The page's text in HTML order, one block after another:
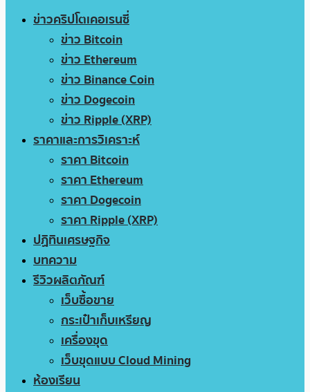
ข่าวคริปโตเคอเรนซี่
ข่าว Bitcoin
ข่าว Ethereum
ข่าว Binance Coin
ข่าว Dogecoin
ข่าว Ripple (XRP)
ราคาและการวิเคราะห์
ราคา Bitcoin
ราคา Ethereum
ราคา Dogecoin
ราคา Ripple (XRP)
ปฏิทินเศรษฐกิจ
บทความ
รีวิวผลิตภัณฑ์
เว็บซื้อขาย
กระเป๋าเก็บเหรียญ
เครื่องขุด
เว็บขุดแบบ Cloud Mining
ห้องเรียน